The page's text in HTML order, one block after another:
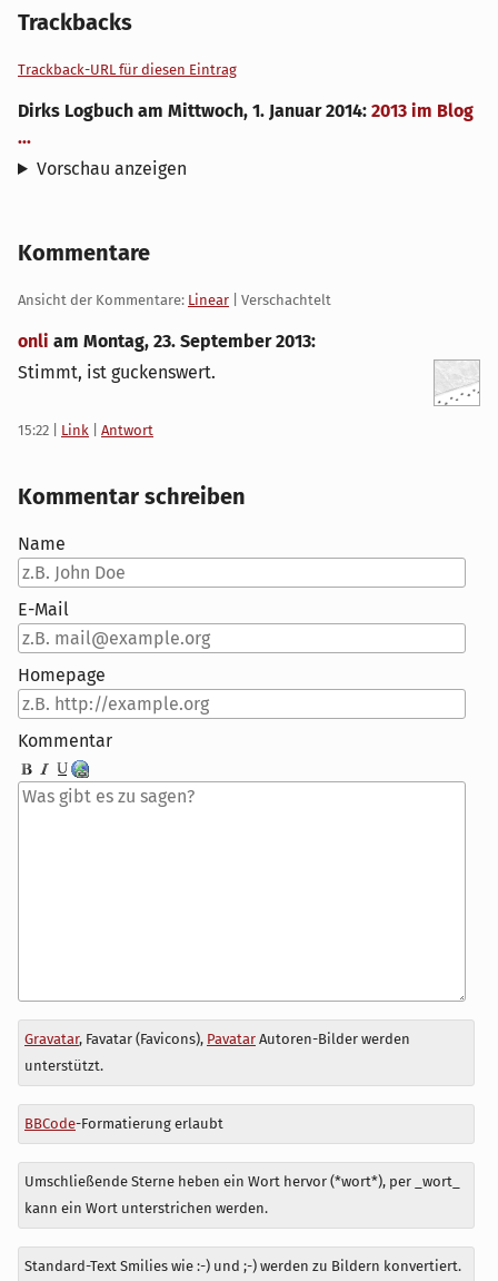
Trackbacks
Trackback-URL für diesen Eintrag
Dirks Logbuch am Mittwoch, 1. Januar 2014: 2013 im Blog
...
Vorschau anzeigen
Kommentare
Ansicht der Kommentare: Linear | Verschachtelt
onli am Montag, 23. September 2013:
Stimmt, ist guckenswert.
15:22 Link Antwort
Kommentar schreiben
Name
E-Mail
Homepage
Kommentar
Antwort
zu
Gravatar, Favatar (Favicons), PavatarAutoren-Bilder werden
unterstützt.
BBCode-Formatierung erlaubt
Umschließende Sterne heben ein Wort hervor (*wort*), per _wort_
kann ein Wort unterstrichen werden.
Standard-Text Smilies wie :-) und ;-) werden zu Bildern konvertiert.